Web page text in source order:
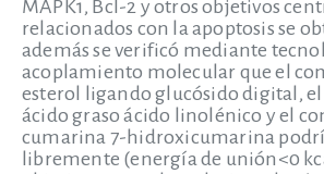
MAPK1, Bcl-2 y otros objetivos
relacionados con la apoptosis se
además se verificó mediante
acoplamiento molecular que el
esterol ligando glucósido digital,
ácido graso ácido linolénico y el
cumarina 7-hidroxicumarina
libremente (energía de unión<0